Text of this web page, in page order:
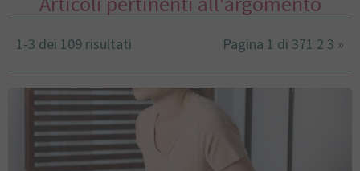
1-3 dei 109 risultati Pagina 1 di 371 2 3 »